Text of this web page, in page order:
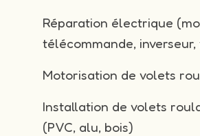
Réparation électrique
télécommande,
Motorisation de volets
Installation de volets
(PVC, alu, bois)